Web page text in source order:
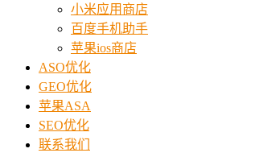
小米应用商店
百度手机助手
苹果ios商店
ASO优化
GEO优化
苹果ASA
SEO优化
联系我们